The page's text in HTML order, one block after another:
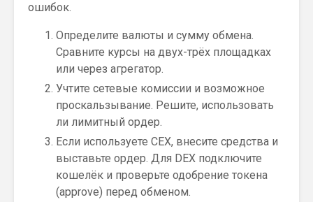
ошибок.
Определите валюты и сумму обмена.
Сравните курсы на двух-трёх площадках
или через агрегатор.
Учтите сетевые комиссии и возможное
проскальзывание. Решите, использовать
ли лимитный ордер.
Если используете CEX, внесите средства и
выставьте ордер. Для DEX подключите
кошелёк и проверьте одобрение токена
(approve) перед обменом.